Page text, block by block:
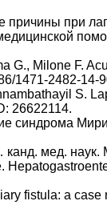
при
G., Milone F.
1471-2482-14-
S.
26622114.
мед. наук.
fistula: a